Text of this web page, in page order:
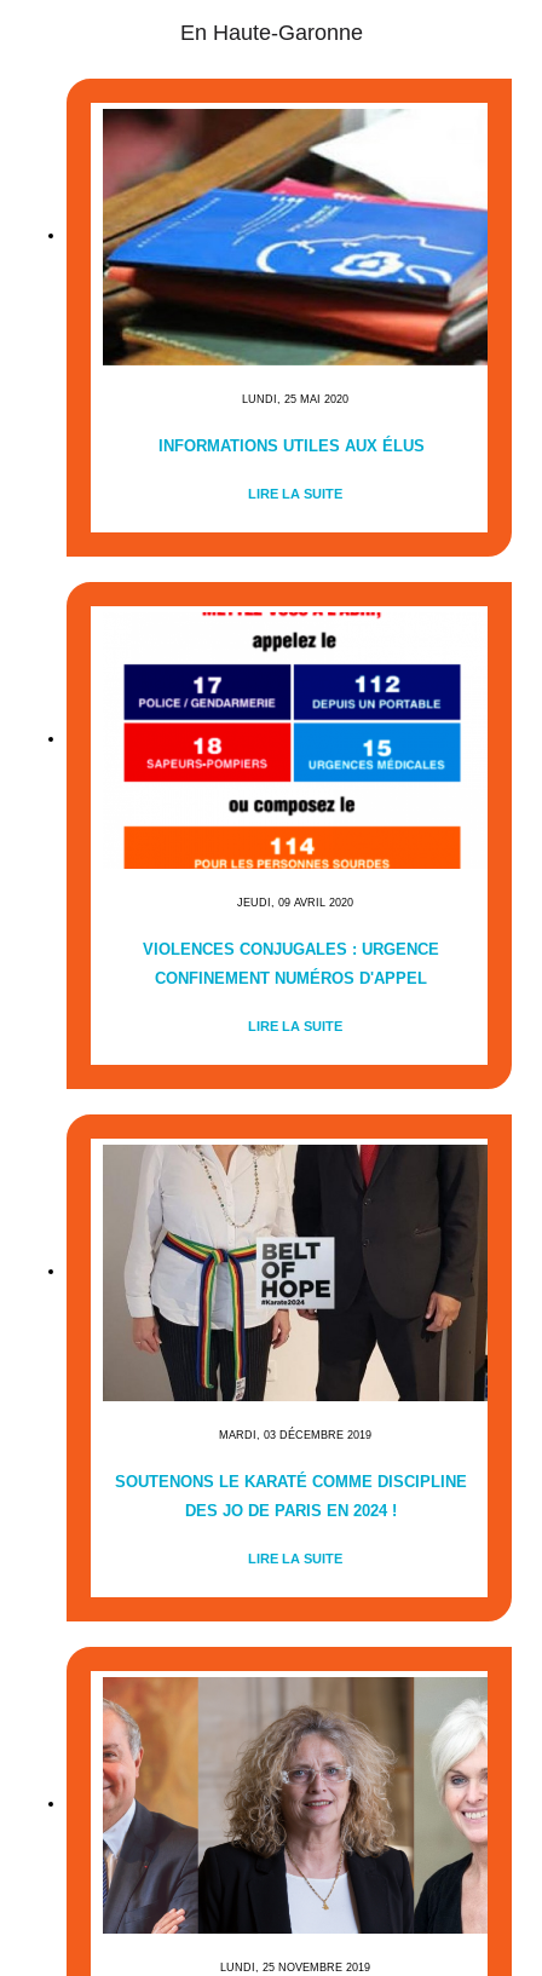
En Haute-Garonne
LUNDI, 25 MAI 2020
INFORMATIONS UTILES AUX ÉLUS
LIRE LA SUITE
JEUDI, 09 AVRIL 2020
VIOLENCES CONJUGALES : URGENCE
CONFINEMENT NUMÉROS D'APPEL
LIRE LA SUITE
MARDI, 03 DÉCEMBRE 2019
SOUTENONS LE KARATÉ COMME DISCIPLINE
DES JO DE PARIS EN 2024 !
LIRE LA SUITE
LUNDI, 25 NOVEMBRE 2019